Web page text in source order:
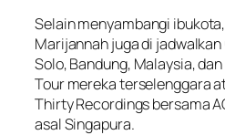
Selain menyambangi
Marijannah juga di
Solo, Bandung, Malaysia,
Tour mereka terselenggara
Thirty Recordings bersama
asal Singapura.